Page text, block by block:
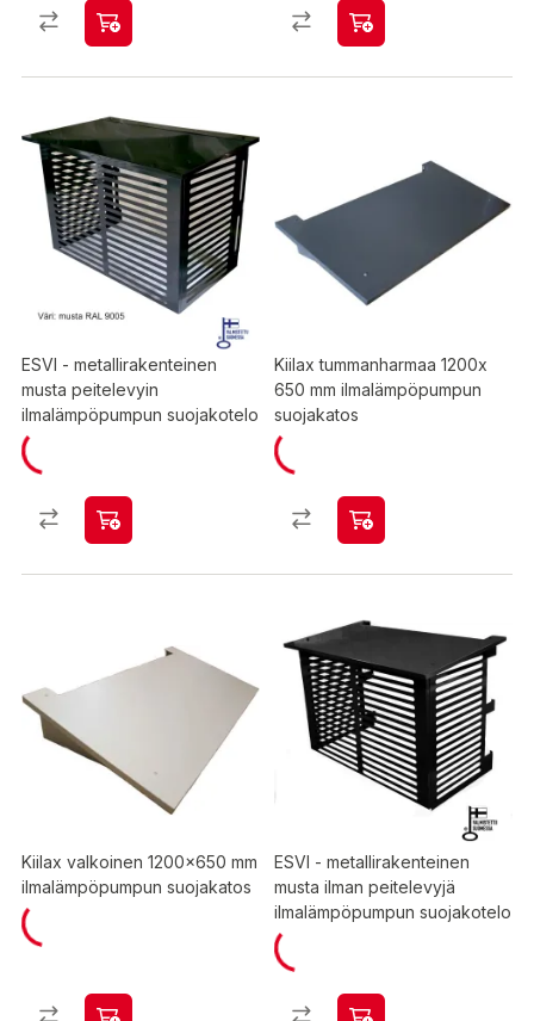
ESVI - metallirakenteinen
musta peitelevyin
ilmalämpöpumpun suojakotelo
Kiilax tummanharmaa 1200x
650 mm ilmalämpöpumpun
suojakatos
Kiilax valkoinen 1200x650 mm
ilmalämpöpumpun suojakatos
ESVI - metallirakenteinen
musta ilman peitelevyjä
ilmalämpöpumpun suojakotelo